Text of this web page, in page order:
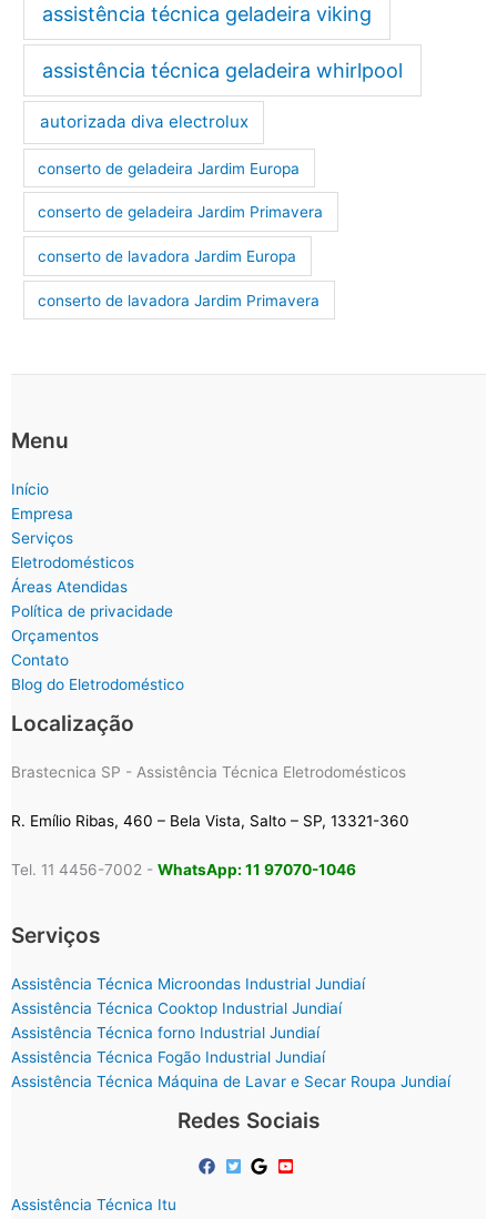
assistência técnica geladeira viking
assistência técnica geladeira whirlpool
autorizada diva electrolux
conserto de geladeira Jardim Europa
conserto de geladeira Jardim Primavera
conserto de lavadora Jardim Europa
conserto de lavadora Jardim Primavera
Menu
Início
Empresa
Serviços
Eletrodomésticos
Áreas Atendidas
Política de privacidade
Orçamentos
Contato
Blog do Eletrodoméstico
Localização
Brastecnica SP - Assistência Técnica Eletrodomésticos
R. Emílio Ribas, 460 – Bela Vista, Salto – SP, 13321-360
Tel. 11 4456-7002 - WhatsApp: 11 97070-1046
Serviços
Assistência Técnica Microondas Industrial Jundiaí
Assistência Técnica Cooktop Industrial Jundiaí
Assistência Técnica forno Industrial Jundiaí
Assistência Técnica Fogão Industrial Jundiaí
Assistência Técnica Máquina de Lavar e Secar Roupa Jundiaí
Redes Sociais
Assistência Técnica Itu